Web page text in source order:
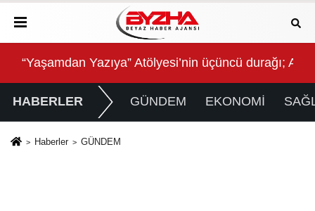
Aşk
QNB Türkiye Ana Sponsorluğunda Türkiye'nin İlk
HABERLER GÜNDEM EKONOMİ
Haberler GÜNDEM